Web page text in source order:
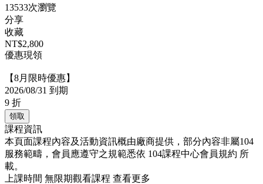
13533次瀏覽
分享
收藏
NT$2,800
優惠現領
【8月限時優惠】
2026/08/31 到期
9 折
領取
課程資訊
本頁面課程內容及活動資訊概由廠商提供，部分內容非屬104
服務範疇，會員應遵守之規範悉依 104課程中心會員規約 所
載。
上課時間 無限期觀看課程 查看更多